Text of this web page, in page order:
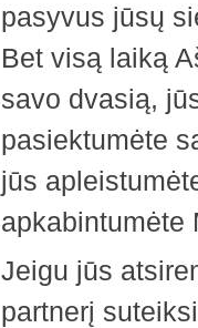
pasyvus jūsų
Bet visą laiką
savo dvasią,
pasiektumėte
jūs
apkabintumėte
Jeigu jūs
partnerį